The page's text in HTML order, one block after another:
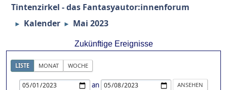
Tintenzirkel - das Fantasyautor:innenforum
► Kalender ► Mai 2023
Zukünftige Ereignisse
LISTE MONAT WOCHE
an